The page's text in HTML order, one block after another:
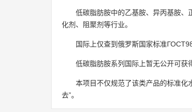
低碳脂肪胺中的乙基胺、异丙基胺、
化剂、阻聚剂等行业。
国际上仅查到俄罗斯国家标准
低碳脂肪胺系列国际上暂无公开可获
本项目不仅规范了该类产品的标准化
去”。